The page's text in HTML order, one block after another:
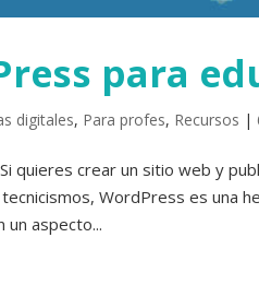
para
digitales, Para profes, Recursos |
quieres crear un sitio web y
WordPress es una
un aspecto...